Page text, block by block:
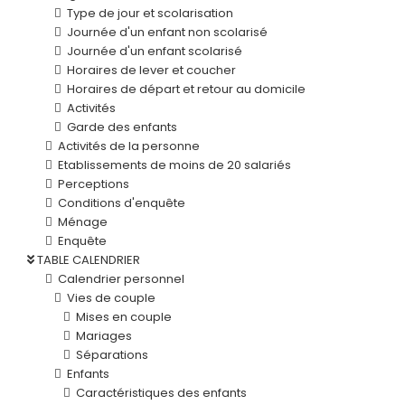
Type de jour et scolarisation
Journée d'un enfant non scolarisé
Journée d'un enfant scolarisé
Horaires de lever et coucher
Horaires de départ et retour au domicile
Activités
Garde des enfants
Activités de la personne
Etablissements de moins de 20 salariés
Perceptions
Conditions d'enquête
Ménage
Enquête
TABLE CALENDRIER
Calendrier personnel
Vies de couple
Mises en couple
Mariages
Séparations
Enfants
Caractéristiques des enfants